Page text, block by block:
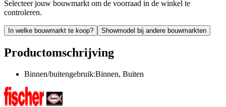
Selecteer jouw bouwmarkt om de voorraad in de winkel te
controleren.
In welke bouwmarkt te koop? Showmodel bij andere bouwmarkten
Productomschrijving
Binnen/buitengebruik:Binnen, Buiten